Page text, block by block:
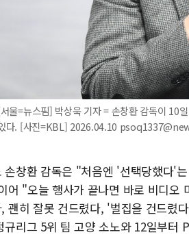
울=뉴스핌] 박상욱 기자 = 손창환 감독이 10
다. [사진=KBL] 2026.04.10
손창환 감독은 "처음엔 '선택당했다'
어 "오늘 행사가 끝나면 바로 비디오
괜히 잘못 건드렸다, '벌집을 건드렸
규리그 5위 팀 고양 소노와 12일부터